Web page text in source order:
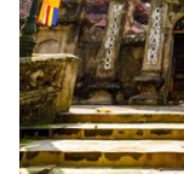
article vous
avec des
des
afin de rendre